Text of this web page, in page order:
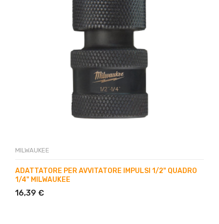
MILWAUKEE
ADATTATORE PER AVVITATORE IMPULSI 1/2" QUADRO
1/4" MILWAUKEE
16,39 €